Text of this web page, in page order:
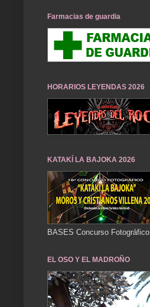
Farmacias de guardia
HORARIOS LEYENDAS 2026
KATAKÍ LA BAJOKA 2026
BASES Concurso Fotográfico
EL OSO Y EL MADROÑO